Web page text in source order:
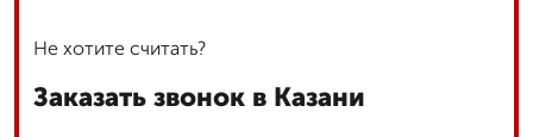
Не хотите считать?
Заказать звонок в Казани